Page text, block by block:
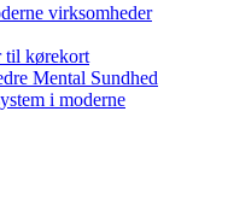
virksomheder
til kørekort
Mental Sundhed
i moderne